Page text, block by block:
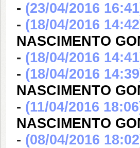
- (23/04/2016
- (18/04/2016
NASCIMENTO
- (18/04/2016
- (18/04/2016
NASCIMENTO
- (11/04/2016
NASCIMENTO
- (08/04/2016